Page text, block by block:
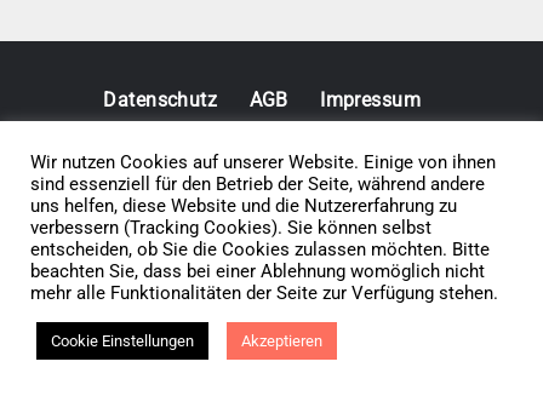
© 2026 • Elephants 5
Datenschutz AGB Impressum
Vertrag widerrufen
Wir nutzen Cookies auf unserer Website. Einige von ihnen
sind essenziell für den Betrieb der Seite, während andere
uns helfen, diese Website und die Nutzererfahrung zu
verbessern (Tracking Cookies). Sie können selbst
entscheiden, ob Sie die Cookies zulassen möchten. Bitte
beachten Sie, dass bei einer Ablehnung womöglich nicht
mehr alle Funktionalitäten der Seite zur Verfügung stehen.
Cookie Einstellungen Akzeptieren